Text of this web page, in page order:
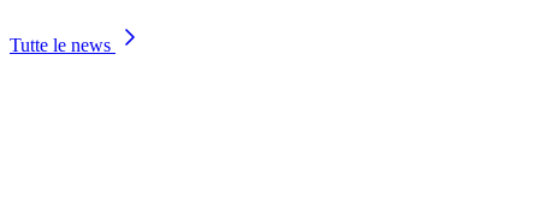
Tutte le news